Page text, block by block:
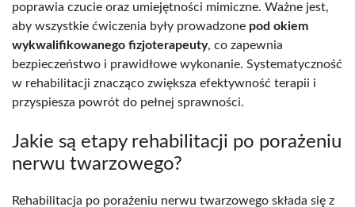
poprawia czucie oraz umiejętności mimiczne. Ważne jest,
aby wszystkie ćwiczenia były prowadzone pod okiem
wykwalifikowanego fizjoterapeuty, co zapewnia
bezpieczeństwo i prawidłowe wykonanie. Systematyczność
w rehabilitacji znacząco zwiększa efektywność terapii i
przyspiesza powrót do pełnej sprawności.
Jakie są etapy rehabilitacji po porażeniu
nerwu twarzowego?
Rehabilitacja po porażeniu nerwu twarzowego składa się z